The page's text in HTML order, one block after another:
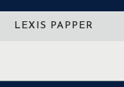
LEXIS PAPPER